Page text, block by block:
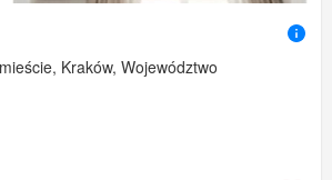
Kraków, Województwo